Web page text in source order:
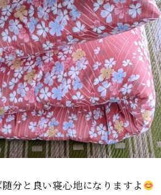
分と良い寝心地になりますよ